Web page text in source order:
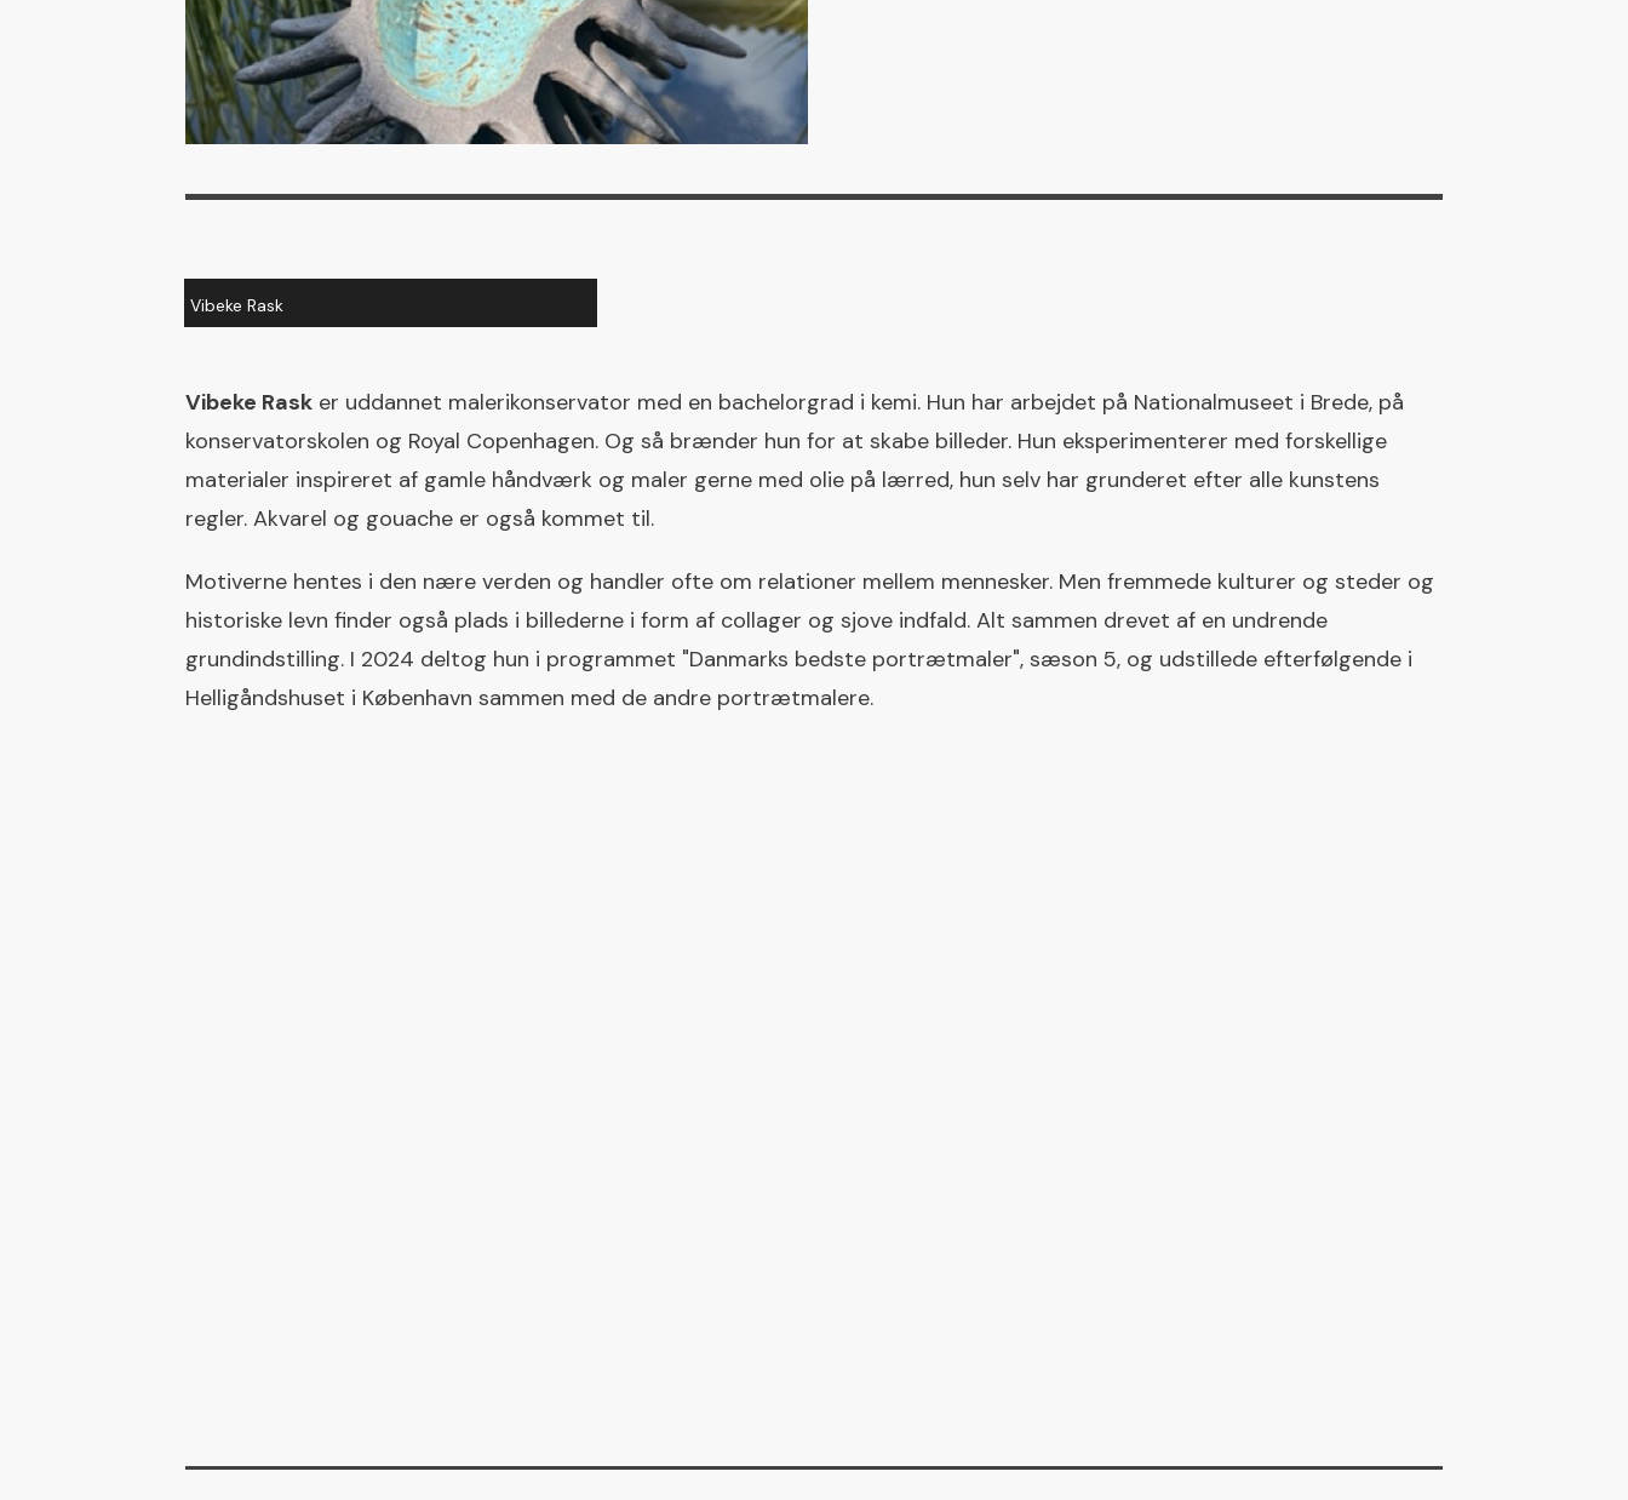
Vibeke Rask
Vibeke Rask er uddannet malerikonservator med en bachelorgrad i kemi. Hun har arbejdet på Nationalmuseet i Brede, på
konservatorskolen og Royal Copenhagen. Og så brænder hun for at skabe billeder. Hun eksperimenterer med forskellige
materialer inspireret af gamle håndværk og maler gerne med olie på lærred, hun selv har grunderet efter alle kunstens
regler. Akvarel og gouache er også kommet til.
Motiverne hentes i den nære verden og handler ofte om relationer mellem mennesker. Men fremmede kulturer og steder og
historiske levn finder også plads i billederne i form af collager og sjove indfald. Alt sammen drevet af en undrende
grundindstilling. I 2024 deltog hun i programmet "Danmarks bedste portrætmaler", sæson 5, og udstillede efterfølgende i
Helligåndshuset i København sammen med de andre portrætmalere.